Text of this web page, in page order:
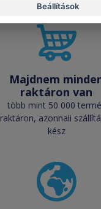
Majdnem
raktáron van
több mint 50 000
raktáron, azonnali
kész
Beállítások